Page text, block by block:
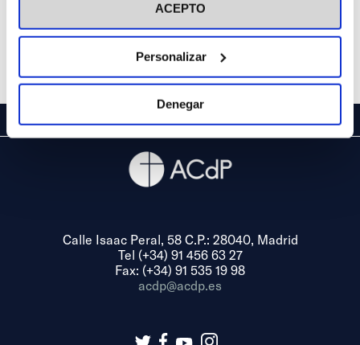
ACEPTO
Personalizar
Denegar
Calle Isaac Peral, 58 C.P.: 28040, Madrid
Tel (+34) 91 456 63 27
Fax: (+34) 91 535 19 98
acdp@acdp.es